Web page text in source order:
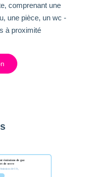
comprenant une
une pièce, un wc -
à proximité